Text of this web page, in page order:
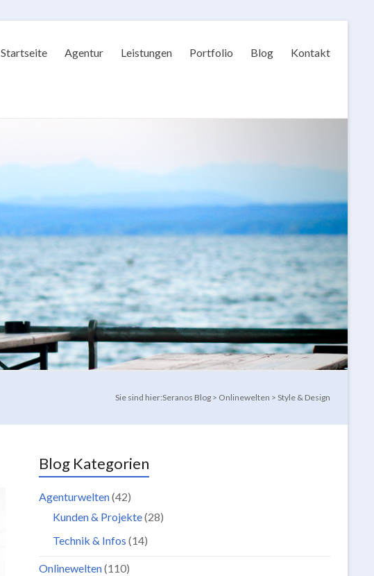
Startseite Agentur Leistungen Portfolio Blog Kontakt
Sie sind hier:Seranos Blog > Onlinewelten > Style & Design
Blog Kategorien
Agenturwelten(42)
Kunden & Projekte(28)
Technik & Infos (14)
Onlinewelten(110)